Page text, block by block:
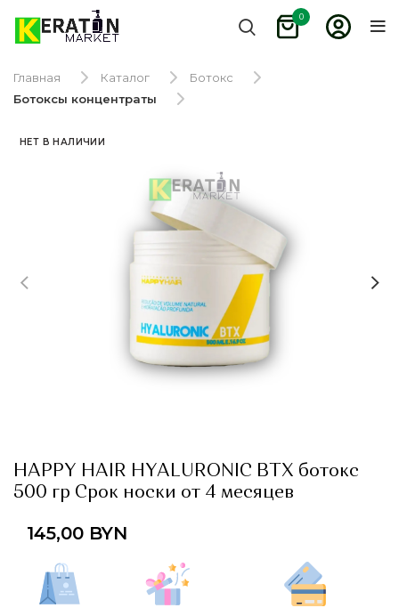
0
Главная Каталог
Ботокс
Ботоксы концентраты
НЕТ В НАЛИЧИИ
HAPPY HAIR HYALURONIC BTX ботокс
500 гр Срок носки от 4 месяцев
145,00 BYN